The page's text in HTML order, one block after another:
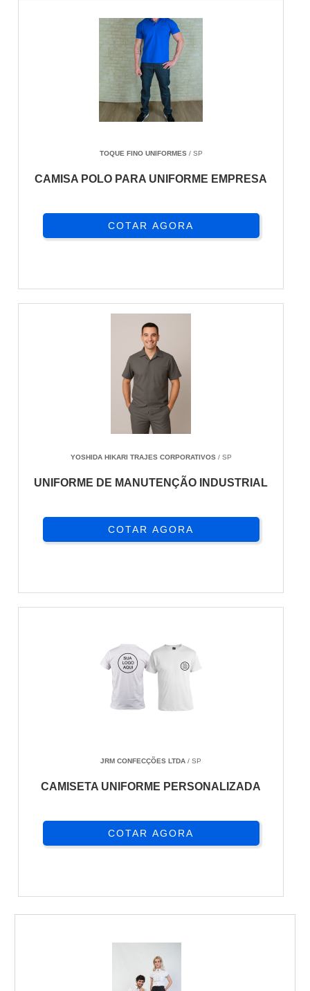
TOQUE FINO UNIFORMES/ SP
CAMISA POLO PARA UNIFORME EMPRESA
COTAR AGORA
YOSHIDA HIKARI TRAJES CORPORATIVOS/ SP
UNIFORME DE MANUTENÇÃO INDUSTRIAL
COTAR AGORA
JRM CONFECÇÕES LTDA / SP
CAMISETA UNIFORME PERSONALIZADA
COTAR AGORA